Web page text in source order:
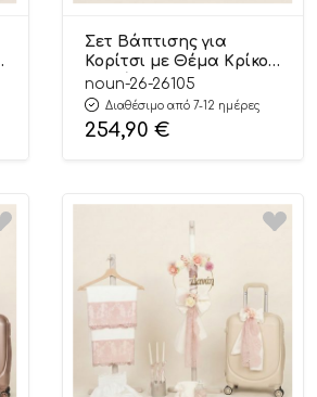
Σετ Βάπτισης για
Κορίτσι με Θέμα Κρίκος
με Πέρλες και
Μονόγραμμα Εκρού-
Σάπιο Μήλο 26105
noun-26-26105
Διαθέσιμο από 7-12 ημέρες
254,90 €